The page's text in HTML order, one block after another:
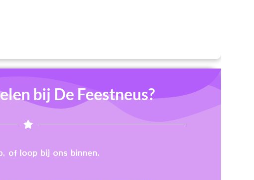
bij De Feestneus?
of loop bij ons binnen.